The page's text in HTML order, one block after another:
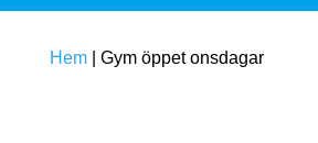
n
Hem Gym öppet onsdagar